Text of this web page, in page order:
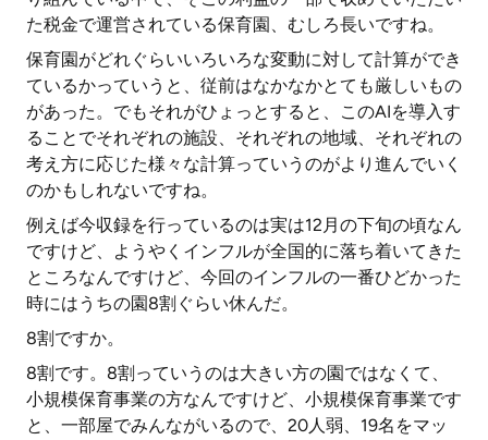
た税金で運営されている保育園、むしろ長いですね。
保育園がどれぐらいいろいろな変動に対して計算ができ
ているかっていうと、従前はなかなかとても厳しいもの
があった。でもそれがひょっとすると、このAIを導入す
ることでそれぞれの施設、それぞれの地域、それぞれの
考え方に応じた様々な計算っていうのがより進んでいく
のかもしれないですね。
例えば今収録を行っているのは実は12月の下旬の頃なん
ですけど、ようやくインフルが全国的に落ち着いてきた
ところなんですけど、今回のインフルの一番ひどかった
時にはうちの園8割ぐらい休んだ。
8割ですか。
8割です。8割っていうのは大きい方の園ではなくて、
小規模保育事業の方なんですけど、小規模保育事業です
と、一部屋でみんながいるので、20人弱、19名をマッ